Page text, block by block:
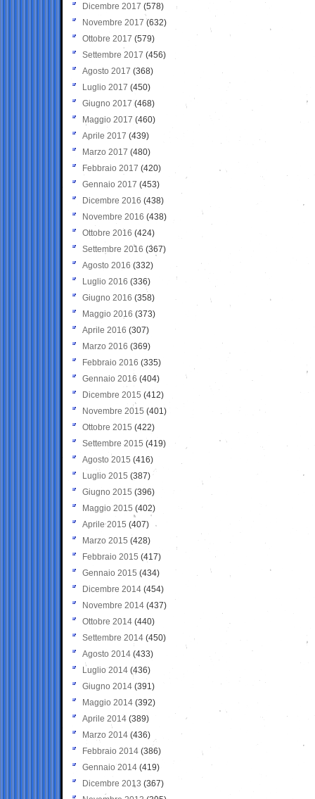
Dicembre 2017 (578)
Novembre 2017 (632)
Ottobre 2017 (579)
Settembre 2017 (456)
Agosto 2017 (368)
Luglio 2017 (450)
Giugno 2017 (468)
Maggio 2017 (460)
Aprile 2017 (439)
Marzo 2017 (480)
Febbraio 2017 (420)
Gennaio 2017 (453)
Dicembre 2016 (438)
Novembre 2016 (438)
Ottobre 2016 (424)
Settembre 2016 (367)
Agosto 2016 (332)
Luglio 2016 (336)
Giugno 2016 (358)
Maggio 2016 (373)
Aprile 2016 (307)
Marzo 2016 (369)
Febbraio 2016 (335)
Gennaio 2016 (404)
Dicembre 2015 (412)
Novembre 2015 (401)
Ottobre 2015 (422)
Settembre 2015 (419)
Agosto 2015 (416)
Luglio 2015 (387)
Giugno 2015 (396)
Maggio 2015 (402)
Aprile 2015 (407)
Marzo 2015 (428)
Febbraio 2015 (417)
Gennaio 2015 (434)
Dicembre 2014 (454)
Novembre 2014 (437)
Ottobre 2014 (440)
Settembre 2014 (450)
Agosto 2014 (433)
Luglio 2014 (436)
Giugno 2014 (391)
Maggio 2014 (392)
Aprile 2014 (389)
Marzo 2014 (436)
Febbraio 2014 (386)
Gennaio 2014 (419)
Dicembre 2013 (367)